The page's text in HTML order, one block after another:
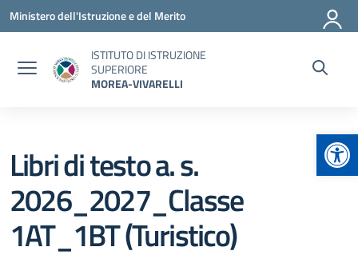
Vai ai contenuti
Vai al menu di navigazione
Vai al footer
Ministero dell'Istruzione e del Merito
ISTITUTO DI ISTRUZIONE
SUPERIORE
MOREA-VIVARELLI
Libri di testo a. s.
2026_2027_Classe
1AT_1BT (Turistico)